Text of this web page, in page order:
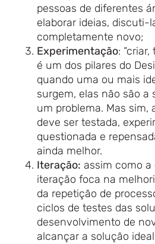
pessoas de diferentes
elaborar ideias, discuti-
completamente novo;
Experimentação:
é um dos pilares do
quando uma ou mais
surgem, elas não são a
um problema. Mas sim,
deve ser testada,
questionada e
ainda melhor.
Iteração: assim como a
iteração foca na
da repetição de
ciclos de testes das
desenvolvimento de
alcançar a solução